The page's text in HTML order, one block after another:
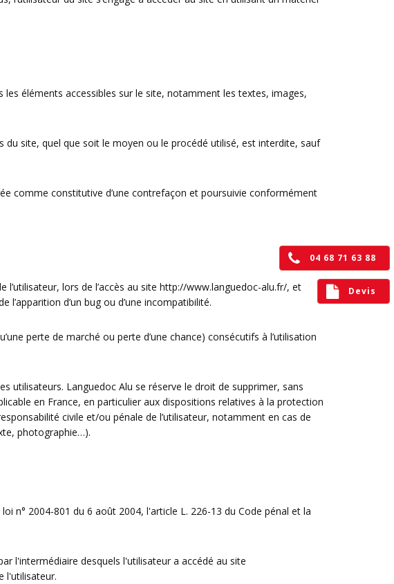
éléments accessibles sur le site, notamment les textes, images,
site, quel que soit le moyen ou le procédé utilisé, est interdite, sauf
comme constitutive d’une contrefaçon et poursuivie conformément
lors de l’accès au site http://www.languedoc-alu.fr/, et
d’un bug ou d’une incompatibilité.
perte de marché ou perte d’une chance) consécutifs à l’utilisation
utilisateurs. Languedoc Alu se réserve le droit de supprimer, sans
en France, en particulier aux dispositions relatives à la protection
civile et/ou pénale de l’utilisateur, notamment en cas de
photographie…).
n° 2004-801 du 6 août 2004, l'article L. 226-13 du Code pénal et la
l'intermédiaire desquels l'utilisateur a accédé au site
l'utilisateur.
04 68 71 63 88
Devis